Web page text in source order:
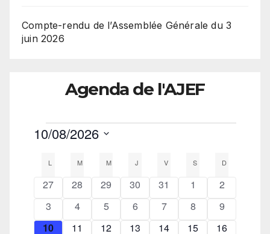
Compte-rendu de l’Assemblée Générale du 3
juin 2026
Agenda de l'AJEF